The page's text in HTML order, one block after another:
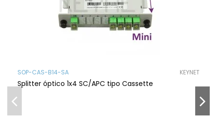
SOP-CAS-B14-SA KEYNET
Splitter óptico 1x4 SC/APC tipo Cassette